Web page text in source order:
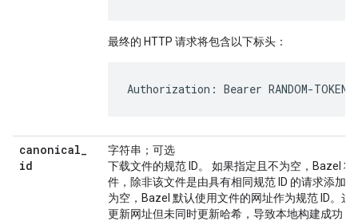
最终的 HTTP 请求将包含以下标头：
canonical_
id
字符串；可选
下载文件的规范 ID。 如果指定且不为空，Bazel
件，除非该文件是由具有相同规范 ID 的请求添加
为空，Bazel 默认使用文件的网址作为规范 ID。
更新网址但未同时更新哈希，导致本地构建成功